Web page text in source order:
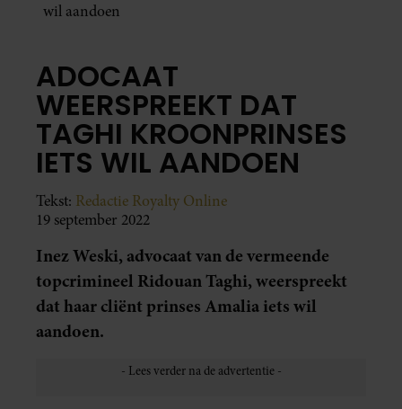
wil aandoen
ADOCAAT
WEERSPREEKT DAT
TAGHI KROONPRINSES
IETS WIL AANDOEN
Tekst: Redactie Royalty Online
19 september 2022
Inez Weski, advocaat van de vermeende
topcrimineel Ridouan Taghi, weerspreekt
dat haar cliënt prinses Amalia iets wil
aandoen.